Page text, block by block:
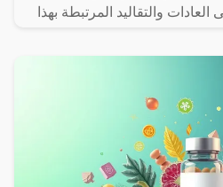
العادات والتقاليد المرتبطة بهذا